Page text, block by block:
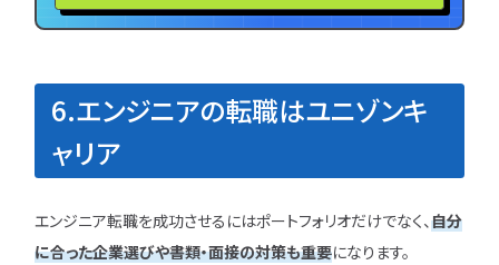
6.エンジニアの転職はユニゾンキ
ャリア
エンジニア転職を成功させるにはポートフォリオだけでなく、自分
に合った企業選びや書類・面接の対策も重要になります。